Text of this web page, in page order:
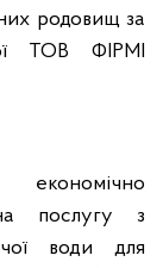
родовищ за
ТОВ ФІРМІ
послугу з
води для